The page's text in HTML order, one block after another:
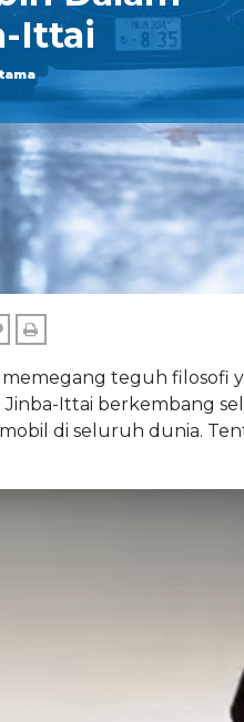
Ittai
COMMENTS
teguh filosofi
Ittai berkembang
di seluruh dunia.